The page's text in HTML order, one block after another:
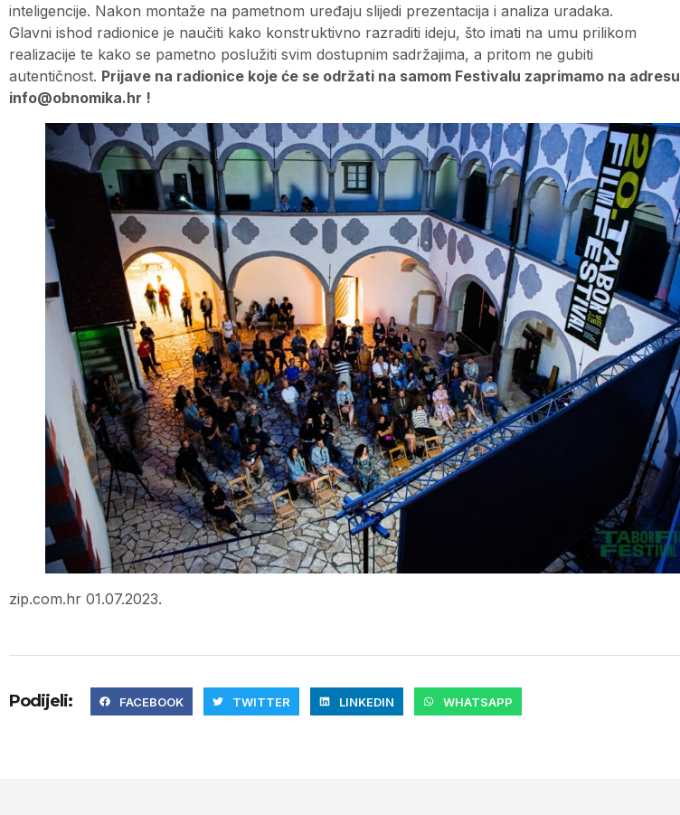
inteligencije. Nakon montaže na pametnom uređaju slijedi prezentacija i analiza uradaka.
Glavni ishod radionice je naučiti kako konstruktivno razraditi ideju, što imati na umu prilikom
realizacije te kako se pametno poslužiti svim dostupnim sadržajima, a pritom ne gubiti
autentičnost. Prijave na radionice koje će se održati na samom Festivalu zaprimamo na adresu
info@obnomika.hr !
zip.com.hr 01.07.2023.
Podijeli: FACEBOOK TWITTER LINKEDIN WHATSAPP